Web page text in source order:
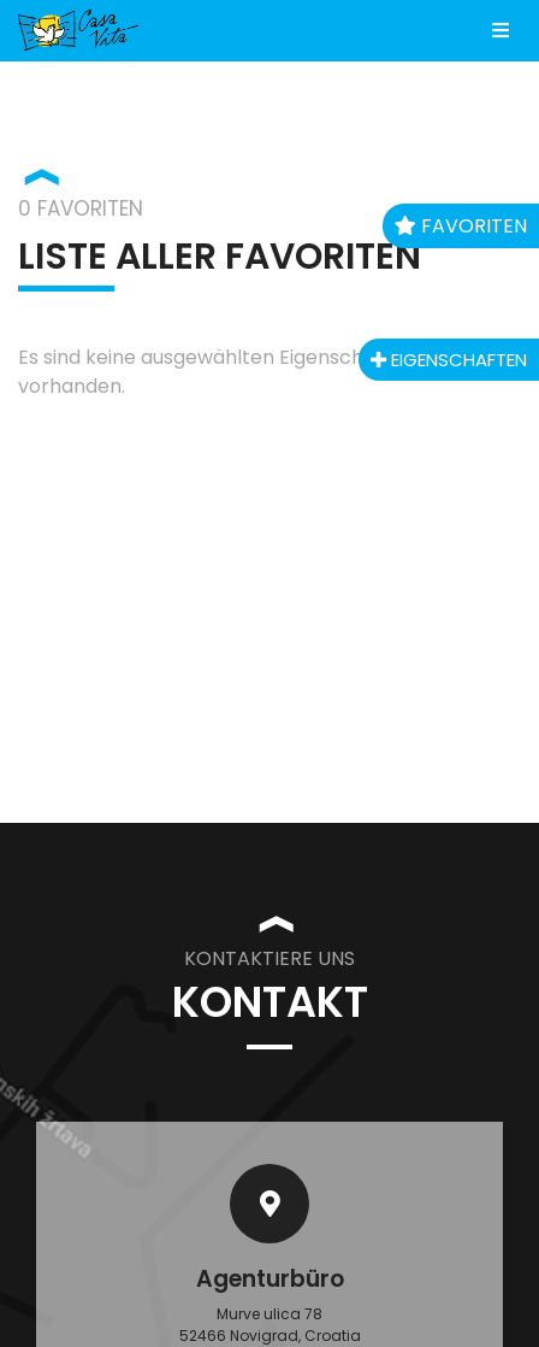
FAVORITEN
❱
0 FAVORITEN
LISTE ALLER FAVORITEN
Es sind keine ausgewählten Eigenschaften
vorhanden.
EIGENSCHAFTEN
❱
KONTAKTIERE UNS
KONTAKT
Agenturbüro
Murve ulica 78
52466 Novigrad, Croatia